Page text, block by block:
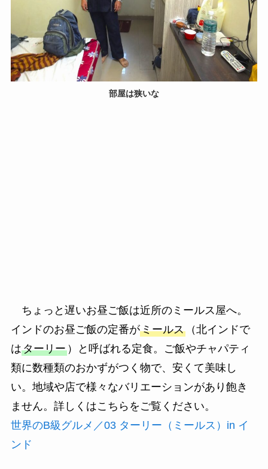
部屋は狭いな
ちょっと遅いお昼ご飯は近所のミールス屋へ。
インドのお昼ご飯の定番がミールス（北インドで
はターリー）と呼ばれる定食。ご飯やチャパティ
類に数種類のおかずがつく物で、安くて美味し
い。地域や店で様々なバリエーションがあり飽き
ません。詳しくはこちらをご覧ください。
世界のB級グルメ／03 ターリー（ミールス）in イ
ンド